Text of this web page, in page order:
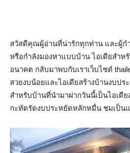
สวัสดีคุณผู้อ่านที่น่ารักทุกท่าน และผู้ก
หรือกำลังมองหาแบบบ้าน ไอเดียสำห
อนาคต กลับมาพบกับเราเว็บไซต์
สวยงบน้อยและไอเดียสร้างบ้านงบป
สำหรับบ้านที่นำมาฝากวันนี้เป็นไอเดีย
กะทัดรัดงบประหยัดหลักหมื่น ชมเป็น